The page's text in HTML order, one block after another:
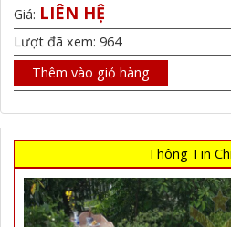
Giá: LIÊN HỆ
Lượt đã xem: 964
Thêm vào giỏ hàng
Thông Tin